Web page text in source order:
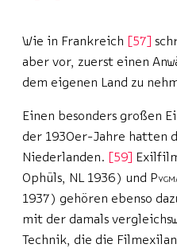
Wie in Frankreich 57
aber vor, zuerst einen
dem eigenen Land zu
Einen besonders großen
der 1930er-Jahre hatten
Niederlanden.
59
Ophüls, NL 1936) und
1937) gehören ebenso
mit der damals
Technik, die die